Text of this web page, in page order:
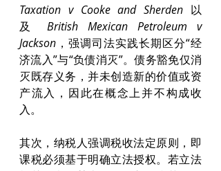
Taxation v Cooke and Sherden 以
及 British Mexican Petroleum v
Jackson ，强调司法实践长期区分“经
济流入”与“负债消灭”。债务豁免仅消
灭既存义务，并未创造新的价值或资
产流入，因此在概念上并不构成收
入。
其次，纳税人强调税收法定原则，即
课税必须基于明确立法授权。若立法